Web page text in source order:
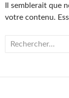
Il semblerait que
votre contenu.
Rechercher :